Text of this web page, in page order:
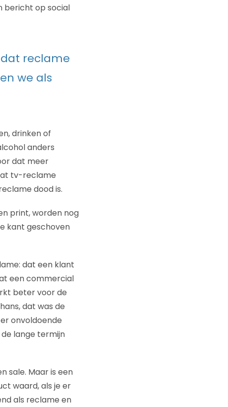
bericht op social
reclame
we als
drinken of
anders
dat meer
tv-reclame
dood is.
print, worden nog
kant geschoven
dat een klant
een commercial
beter voor de
dat was de
onvoldoende
lange termijn
sale. Maar is een
waard, als je er
als reclame en